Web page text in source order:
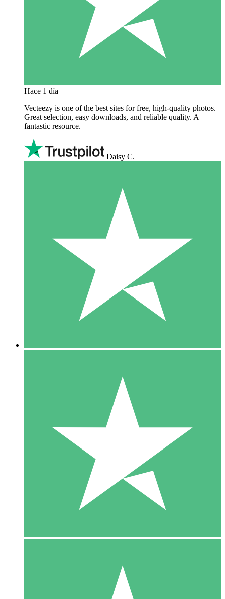
Hace 1 día
Vecteezy is one of the best sites for free, high‑quality photos.
Great selection, easy downloads, and reliable quality. A
fantastic resource.
Daisy C.